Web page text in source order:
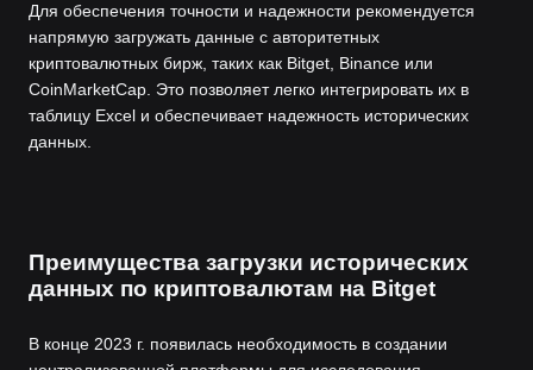
Для обеспечения точности и надежности рекомендуется
напрямую загружать данные с авторитетных
криптовалютных бирж, таких как Bitget, Binance или
CoinMarketCap. Это позволяет легко интегрировать их в
таблицу Excel и обеспечивает надежность исторических
данных.
Преимущества загрузки исторических
данных по криптовалютам на Bitget
В конце 2023 г. появилась необходимость в создании